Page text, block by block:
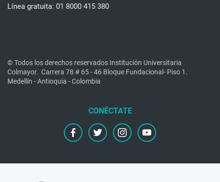
Línea gratuita: 01 8000 415 380
© Todos los derechos reservados Institución Universitaria
Colmayor. Carrera 78 # 65 - 46 Bloque Fundacional- Piso 1.
Medellín - Antioquia - Colombia
facebooktwitter instagramyoutube